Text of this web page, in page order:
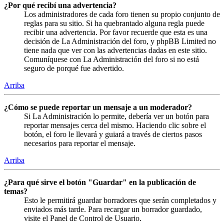
¿Por qué recibí una advertencia?
Los administradores de cada foro tienen su propio conjunto de
reglas para su sitio. Si ha quebrantado alguna regla puede
recibir una advertencia. Por favor recuerde que esta es una
decisión de La Administración del foro, y phpBB Limited no
tiene nada que ver con las advertencias dadas en este sitio.
Comuníquese con La Administración del foro si no está
seguro de porqué fue advertido.
Arriba
¿Cómo se puede reportar un mensaje a un moderador?
Si La Administración lo permite, debería ver un botón para
reportar mensajes cerca del mismo. Haciendo clic sobre el
botón, el foro le llevará y guiará a través de ciertos pasos
necesarios para reportar el mensaje.
Arriba
¿Para qué sirve el botón "Guardar" en la publicación de
temas?
Esto le permitirá guardar borradores que serán completados y
enviados más tarde. Para recargar un borrador guardado,
visite el Panel de Control de Usuario.